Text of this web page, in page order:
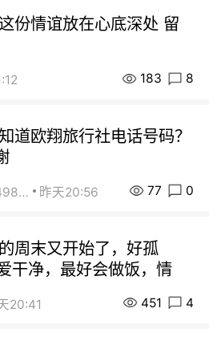
份情谊放在心底深处 留
183 8
道欧翔旅行社电话号码？
街友44498484 昨天20:56 77 0
周末又开始了，好孤
干净，最好会做饭，情
20:41 451 4